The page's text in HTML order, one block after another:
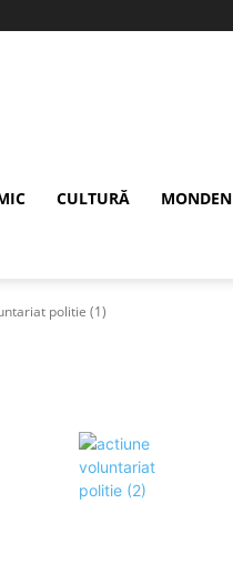
CULTURĂ MONDEN
politie (1)